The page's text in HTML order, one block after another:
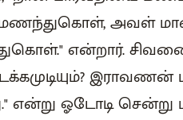
மணந்துகொள், அவள்
என்றார்.
இராவணன்
என்று ஓடோடி